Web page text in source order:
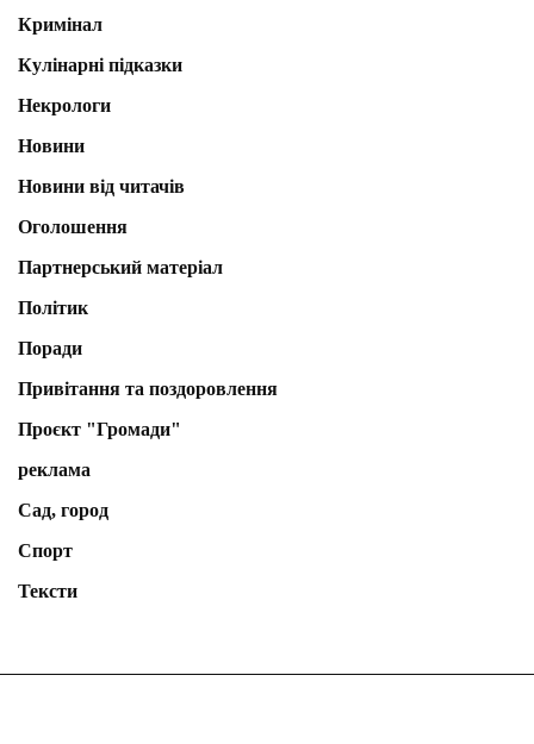
Кримінал
Кулінарні підказки
Некрологи
Новини
Новини від читачів
Оголошення
Партнерський матеріал
Політик
Поради
Привітання та поздоровлення
Проєкт "Громади"
реклама
Сад, город
Спорт
Тексти